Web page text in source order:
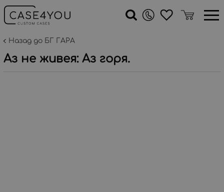
Назад до БГ ГАРА
Аз не живея: Аз горя.